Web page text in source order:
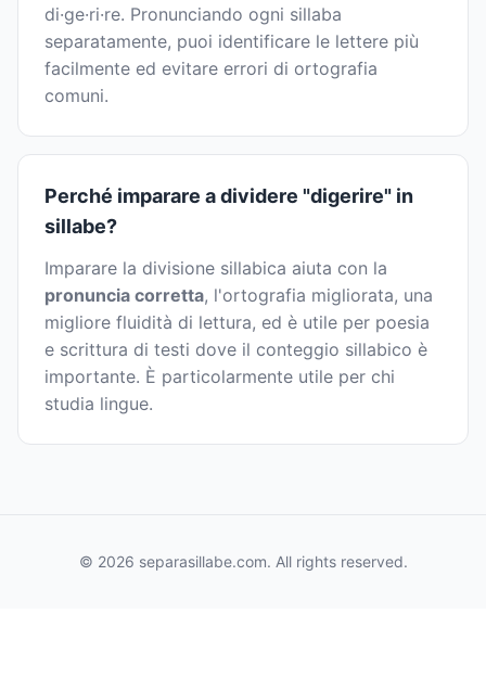
di·ge·ri·re. Pronunciando ogni sillaba
separatamente, puoi identificare le lettere più
facilmente ed evitare errori di ortografia
comuni.
Perché imparare a dividere "digerire" in
sillabe?
Imparare la divisione sillabica aiuta con la
pronuncia corretta, l'ortografia migliorata, una
migliore fluidità di lettura, ed è utile per poesia
e scrittura di testi dove il conteggio sillabico è
importante. È particolarmente utile per chi
studia lingue.
© 2026 separasillabe.com. All rights reserved.